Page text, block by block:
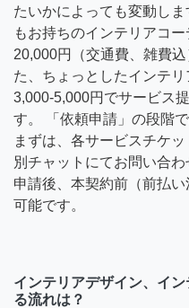
たいかによっても変動し
もお持ちのインテリアコ
20,000円（交通費、雑費
た、ちょっとしたインテリ
3,000-5,000円でサービス
す。 「依頼申請」の段階
まずは、各サービスチケ
別チャットにてお問い合
申請後、本契約前（前払
可能です。
インテリアデザイン、イ
る流れは？